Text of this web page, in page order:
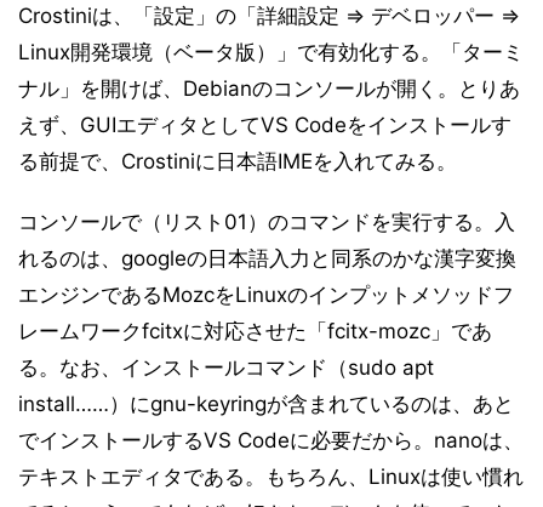
Crostiniは、「設定」の「詳細設定 ⇒ デベロッパー ⇒
Linux開発環境（ベータ版）」で有効化する。「ターミ
ナル」を開けば、Debianのコンソールが開く。とりあ
えず、GUIエディタとしてVS Codeをインストールす
る前提で、Crostiniに日本語IMEを入れてみる。
コンソールで（リスト01）のコマンドを実行する。入
れるのは、googleの日本語入力と同系のかな漢字変換
エンジンであるMozcをLinuxのインプットメソッドフ
レームワークfcitxに対応させた「fcitx-mozc」であ
る。なお、インストールコマンド（sudo apt
install……）にgnu-keyringが含まれているのは、あと
でインストールするVS Codeに必要だから。nanoは、
テキストエディタである。もちろん、Linuxは使い慣れ